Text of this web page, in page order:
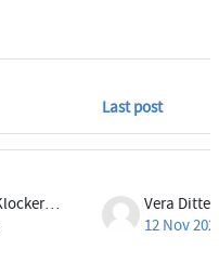
Last post
Hermann Klocker-Mark
12 Nov